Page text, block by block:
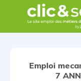
Emploi
7